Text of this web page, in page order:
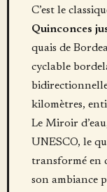
C’est le
Quinconces
quais de
cyclable
kilomètres,
Le Miroir
UNESCO, le
transformé en
son ambiance